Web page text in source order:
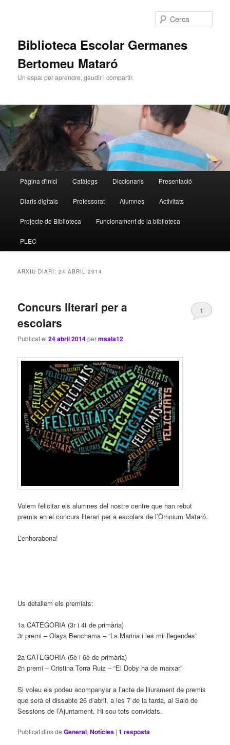
Biblioteca Escolar Germanes
Bertomeu Mataró
Un espai per aprendre, gaudir i compartir.
principal
Aneu
al
contingut
Aneu
al
contingut
Pàgina d'inici Catàlegs Diccionaris Presentació
Diaris digitals Professorat Alumnes Activitats
Projecte de Biblioteca Funcionament de la biblioteca
PLEC
ARXIU DIARI:24 ABRIL 2014
Concurs literari per a
escolars
Publicat el24 abril 2014permsala12
1
Volem felicitar els alumnes del nostre centre que han rebut
premis en el concurs literari per a escolars de l’Òmnium Mataró.
L’enhorabona!
Us detallem els premiats:
1a CATEGORIA (3r i 4t de primària)
3r premi – Olaya Benchama – “La Marina i les mil llegendes”
2a CATEGORIA (5è i 6è de primària)
2n premi – Cristina Torra Ruiz – “El Doby ha de marxar”
Si voleu els podeu acompanyar a l’acte de lliurament de premis
que serà el dissabte 26 d’abril, a les 7 de la tarda, al Saló de
Sessions de l’Ajuntament. Hi sou tots convidats.
Publicat dins de General,Notícies |1 resposta